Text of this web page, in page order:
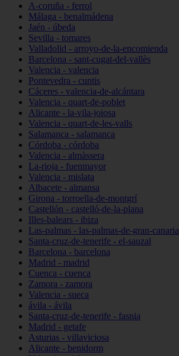
A-coruña - ferrol
Málaga - benalmádena
Jaén - úbeda
Sevilla - tomares
Valladolid - arroyo-de-la-encomienda
Barcelona - sant-cugat-del-vallès
Valencia - valencia
Pontevedra - cuntis
Cáceres - valencia-de-alcántara
Valencia - quart-de-poblet
Alicante - la-vila-joiosa
Valencia - quart-de-les-valls
Salamanca - salamanca
Córdoba - córdoba
Valencia - almàssera
La-rioja - fuenmayor
Valencia - mislata
Albacete - almansa
Girona - torroella-de-montgrí
Castellón - castelló-de-la-plana
Illes-balears - ibiza
Las-palmas - las-palmas-de-gran-canaria
Santa-cruz-de-tenerife - el-sauzal
Barcelona - barcelona
Madrid - madrid
Cuenca - cuenca
Zamora - zamora
Valencia - sueca
ávila - ávila
Santa-cruz-de-tenerife - fasnia
Madrid - getafe
Asturias - villaviciosa
Alicante - benidorm